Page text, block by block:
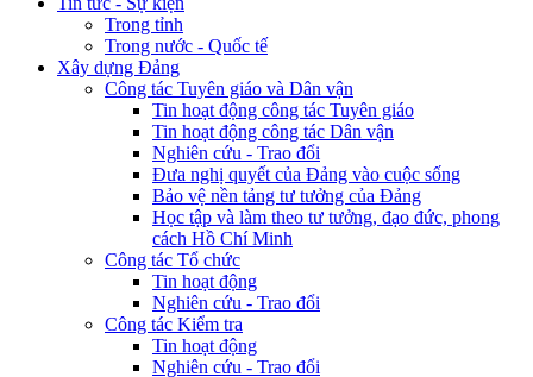
Trong tỉnh
Trong nước - Quốc tế
Xây dựng Đảng
Công tác Tuyên giáo và Dân vận
Tin hoạt động công tác Tuyên giáo
Tin hoạt động công tác Dân vận
Nghiên cứu - Trao đổi
Đưa nghị quyết của Đảng vào cuộc sống
Bảo vệ nền tảng tư tưởng của Đảng
Học tập và làm theo tư tưởng, đạo đức, phong
cách Hồ Chí Minh
Công tác Tổ chức
Tin hoạt động
Nghiên cứu - Trao đổi
Công tác Kiểm tra
Tin hoạt động
Nghiên cứu - Trao đổi